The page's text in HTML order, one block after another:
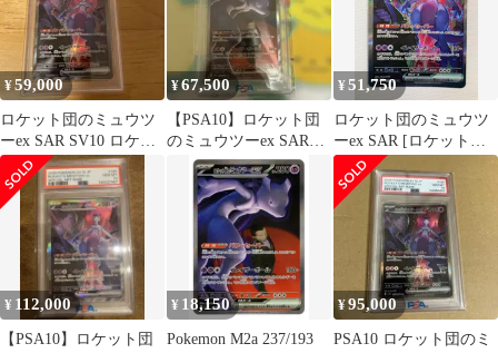
¥59,000
ロケット団のミュウツ
ーex SAR SV10 ロケッ
ト団の栄光 125/098
¥67,500
【PSA10】ロケット団
のミュウツーex SAR
SV10 125/098
¥51,750
ロケット団のミュウツ
ーex SAR [ロケット団
の栄光] SV10 125/098
ポケモンカード ポケカ
¥ 112,000
【PSA10】ロケット団
¥ 18,150
Pokemon M2a 237/193
¥95,000
PSA10 ロケット団のミ